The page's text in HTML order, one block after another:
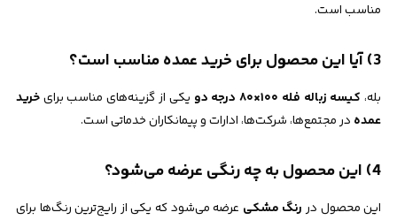
مناسب است.
3) آیا این محصول برای خرید عمده مناسب است؟
بله، کیسه زباله فله ۱۰۰×۸۰ درجه دو یکی از گزینه‌های مناسب برایخرید
عمده در مجتمع‌ها، شرکت‌ها، ادارات و پیمانکاران خدماتی است.
4) این محصول به چه رنگی عرضه می‌شود؟
این محصول دررنگ مشکی عرضه می‌شود که یکی از رایج‌ترین رنگ‌ها برای